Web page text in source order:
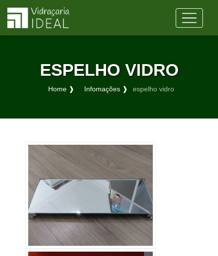
ESPELHO VIDRO
Home ❱ Infomações ❱ espelho vidro